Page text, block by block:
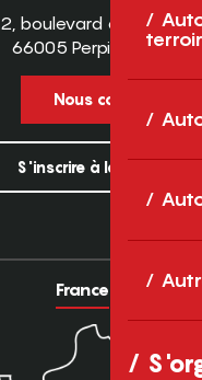
2, boulevard des
66005 Perpignan
Nous contacter
S'inscrire à la newsletter
France Europe